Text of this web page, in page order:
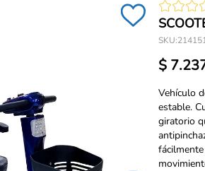
SKU:
$ 7.
Vehículo
estable.
giratorio